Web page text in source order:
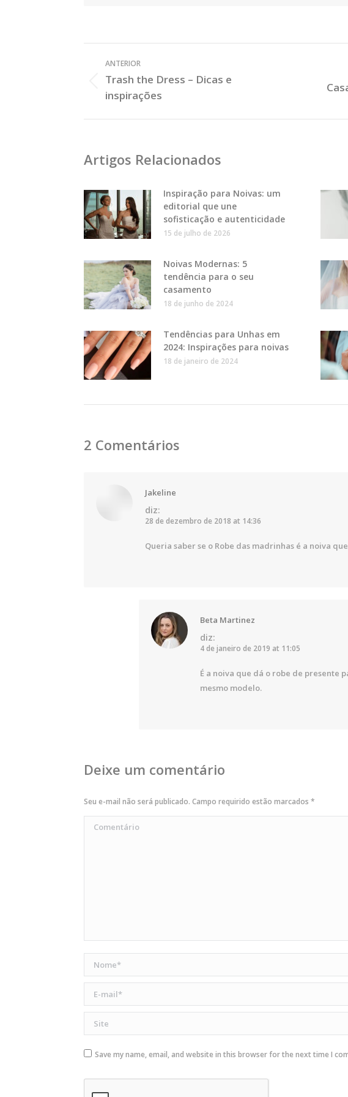
Posts
ANTERIOR
Post
Anterior:
Trash the Dress – Dicas e
inspirações
Artigos Relacionados
Inspiração para Noivas: um
editorial que une
sofisticação e autenticidade
15 de julho de 2026
Noivas Modernas: 5
tendência para o seu
casamento
18 de junho de 2024
Tendências para Unhas em
2024: Inspirações para noivas
18 de janeiro de 2024
2 Comentários
Jakeline
diz:
28 de dezembro de 2018 at 14:36
Queria saber se o Robe das madrinhas é a noiva
Beta Martinez
diz:
4 de janeiro de 2019 at 11:05
É a noiva que dá o robe de presente
mesmo modelo.
Deixe um comentário
Seu e-mail não será publicado. Campo requirido estão marcados *
Comentário
Nome *
E-mail *
Site
Save my name, email, and website in this browser for the next time I